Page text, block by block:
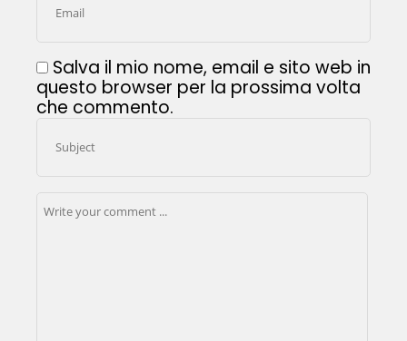
Salva il mio nome, email e sito web in
questo browser per la prossima volta
che commento.